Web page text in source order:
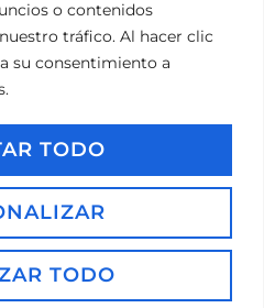
o contenidos
tráfico. Al hacer clic
su consentimiento a
TODO
TODO
expresadas son únicamente los
necesariamente los de la Unión
Ni la Unión Europea ni la Comisión
responsables de las mismas»
PrivacidadPolítica de Cookies
reservados.